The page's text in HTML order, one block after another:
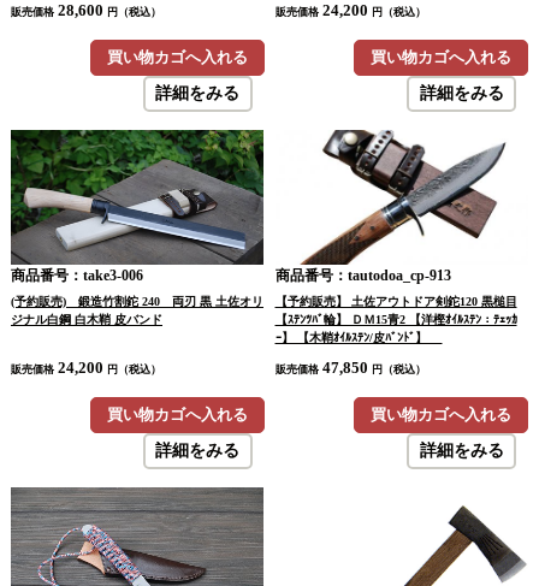
販売価格 28,600 円（税込）
買い物カゴへ入れる
詳細をみる
販売価格 24,200 円（税込）
買い物カゴへ入れる
詳細をみる
商品番号：take3-006
(予約販売) 鍛造竹割鉈 240 両刃 黒 土佐オリ
ジナル白鋼 白木鞘 皮バンド
販売価格 24,200 円（税込）
買い物カゴへ入れる
詳細をみる
商品番号：tautodoa_cp-913
【予約販売】 土佐アウトドア剣鉈120 黒槌目
【ｽﾃﾝﾂﾊﾞ輪】 ＤＭ15青2 【洋樫ｵｲﾙｽﾃﾝ：ﾃｪｯｶ
ｰ】 【木鞘ｵｲﾙｽﾃﾝ/皮ﾊﾞﾝﾄﾞ】
販売価格 47,850 円（税込）
買い物カゴへ入れる
詳細をみる